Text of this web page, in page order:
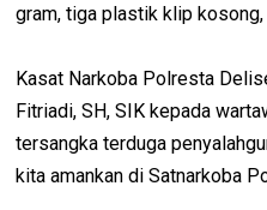
gram, tiga plastik klip
Kasat Narkoba Polresta
Fitriadi, SH, SIK kepada
tersangka terduga
kita amankan di Satnarkoba